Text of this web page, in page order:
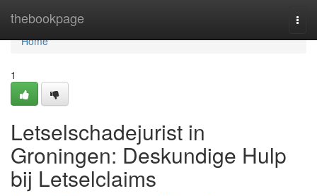
thebookpage
Home
Home
1
Letselschadejurist in
Groningen: Deskundige Hulp
bij Letselclaims